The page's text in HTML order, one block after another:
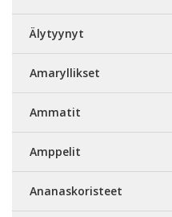
Älytyynyt
Amaryllikset
Ammatit
Amppelit
Ananaskoristeet